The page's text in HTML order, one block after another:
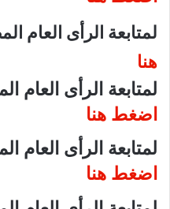
لمتابعة الرأى العام
هنا
لمتابعة الرأى العام
اضغط هنا
لمتابعة الرأى
اضغط هنا